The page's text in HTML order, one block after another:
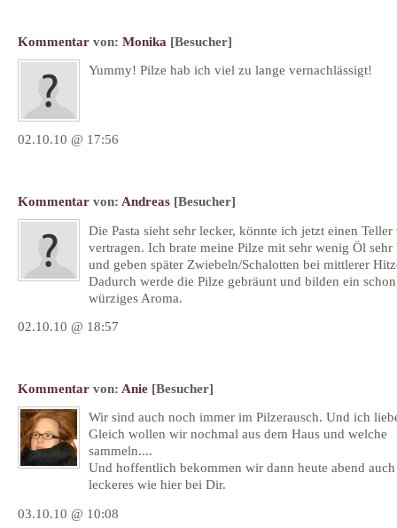
Kommentar von: Monika [Besucher]
Yummy! Pilze hab ich viel zu lange vernachlässigt!
02.10.10 @ 17:56
Kommentar von: Andreas [Besucher]
Die Pasta sieht sehr lecker, könnte ich jetzt einen Teller
vertragen. Ich brate meine Pilze mit sehr wenig Öl sehr
und geben später Zwiebeln/Schalotten bei mittlerer
Dadurch werde die Pilze gebräunt und bilden ein schon
würziges Aroma.
02.10.10 @ 18:57
Kommentar von: Anie [Besucher]
Wir sind auch noch immer im Pilzerausch. Und ich
Gleich wollen wir nochmal aus dem Haus und welche
sammeln....
Und hoffentlich bekommen wir dann heute abend auch
leckeres wie hier bei Dir.
03.10.10 @ 10:08